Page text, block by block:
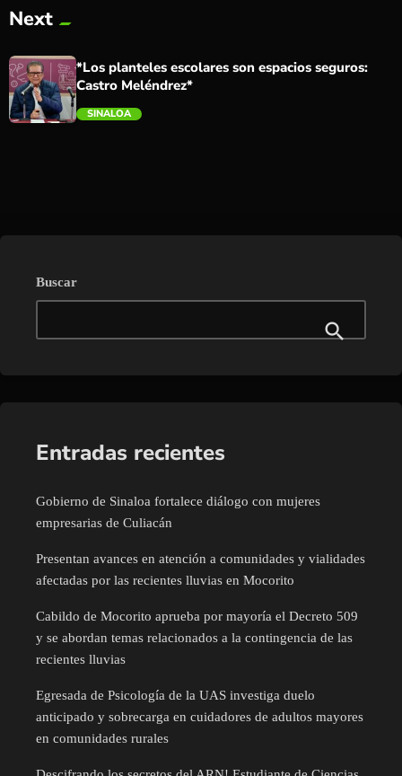
Next
*Los planteles escolares son espacios seguros:
Castro Meléndrez*
SINALOA
Buscar
Entradas recientes
Gobierno de Sinaloa fortalece diálogo con mujeres
empresarias de Culiacán
Presentan avances en atención a comunidades y vialidades
afectadas por las recientes lluvias en Mocorito
Cabildo de Mocorito aprueba por mayoría el Decreto 509
y se abordan temas relacionados a la contingencia de las
recientes lluvias
Egresada de Psicología de la UAS investiga duelo
anticipado y sobrecarga en cuidadores de adultos mayores
en comunidades rurales